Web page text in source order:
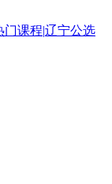
门课程|辽宁公选